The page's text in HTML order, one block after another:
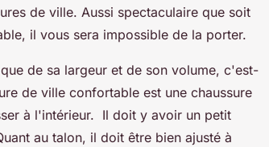
de ville. Aussi spectaculaire que soit
il vous sera impossible de la porter.
de sa largeur et de son volume, c'est-
de ville confortable est une chaussure
à l'intérieur. Il doit y avoir un petit
au talon, il doit être bien ajusté à